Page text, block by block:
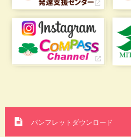
パンフレットダウンロード